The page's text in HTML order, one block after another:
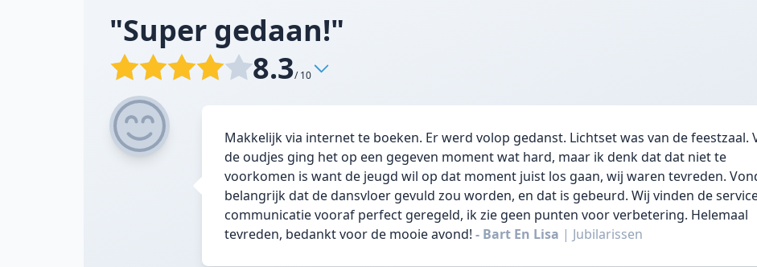
"Super gedaan!"
8.3/ 10
Makkelijk via internet te boeken. Er werd volop gedanst. Lichtset was van de feestzaal.
de oudjes ging het op een gegeven moment wat hard, maar ik denk dat dat niet te
voorkomen is want de jeugd wil op dat moment juist los gaan, wij waren tevreden.
belangrijk dat de dansvloer gevuld zou worden, en dat is gebeurd. Wij vinden de
communicatie vooraf perfect geregeld, ik zie geen punten voor verbetering. Helemaal
tevreden, bedankt voor de mooie avond! - Bart En Lisa | Jubilarissen